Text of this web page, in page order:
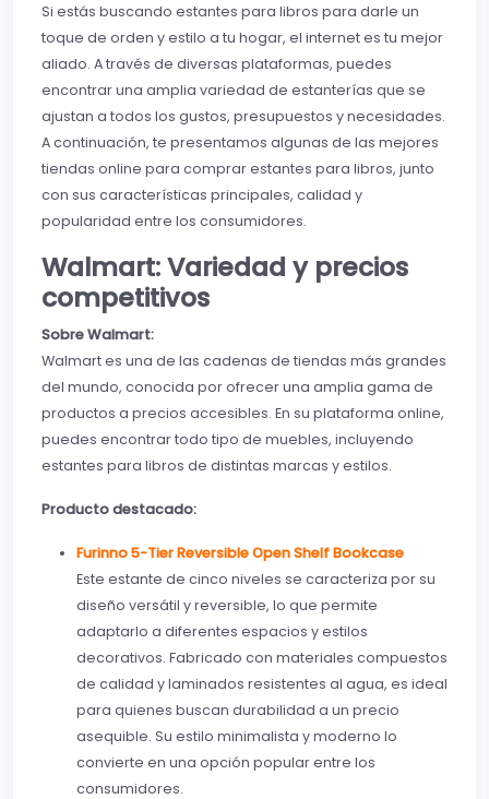
Si estás buscando estantes para libros para darle un
toque de orden y estilo a tu hogar, el internet es tu mejor
aliado. A través de diversas plataformas, puedes
encontrar una amplia variedad de estanterías que se
ajustan a todos los gustos, presupuestos y necesidades.
A continuación, te presentamos algunas de las mejores
tiendas online para comprar estantes para libros, junto
con sus características principales, calidad y
popularidad entre los consumidores.
Walmart: Variedad y precios
competitivos
Sobre Walmart:
Walmart es una de las cadenas de tiendas más grandes
del mundo, conocida por ofrecer una amplia gama de
productos a precios accesibles. En su plataforma online,
puedes encontrar todo tipo de muebles, incluyendo
estantes para libros de distintas marcas y estilos.
Producto destacado:
Furinno 5-Tier Reversible Open Shelf Bookcase
Este estante de cinco niveles se caracteriza por su
diseño versátil y reversible, lo que permite
adaptarlo a diferentes espacios y estilos
decorativos. Fabricado con materiales compuestos
de calidad y laminados resistentes al agua, es ideal
para quienes buscan durabilidad a un precio
asequible. Su estilo minimalista y moderno lo
convierte en una opción popular entre los
consumidores.